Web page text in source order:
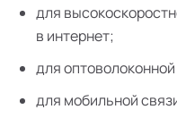
для
в интернет;
для
для мобильной